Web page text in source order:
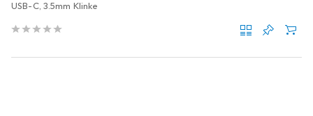
USB-C, 3.5mm Klinke